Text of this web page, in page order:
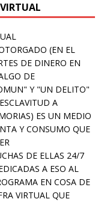
(EN EL
DE DINERO EN
DE
Y "UN DELITO"
A
ES UN MEDIO
Y CONSUMO QUE
DE ELLAS 24/7
A ESO AL
EN COSA DE
VIRTUAL QUE